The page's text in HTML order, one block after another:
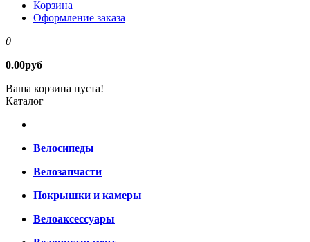
Корзина
Оформление заказа
0
0.00руб
Ваша корзина пуста!
Каталог
Велосипеды
Велозапчасти
Покрышки и камеры
Велоаксессуары